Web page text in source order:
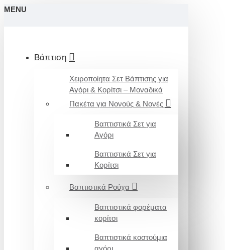
MENU
Βάπτιση
Χειροποίητα Σετ Βάπτισης για
Αγόρι & Κορίτσι – Μοναδικά
Πακέτα για Νονούς & Νονές
Βαπτιστικά Σετ για
Αγόρι
Βαπτιστικά Σετ για
Κορίτσι
Βαπτιστικά Ρούχα
Βαπτιστικά φορέματα
κορίτσι
Βαπτιστικά κοστούμια
αγόρι